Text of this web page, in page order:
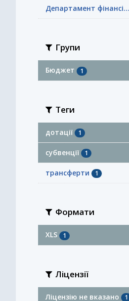
Департамент фінансі...
Групи
Бюджет 1
Теги
дотації 1
субвенції 1
трансферти 1
Формати
XLS 1
Ліцензії
Ліцензію не вказано 1